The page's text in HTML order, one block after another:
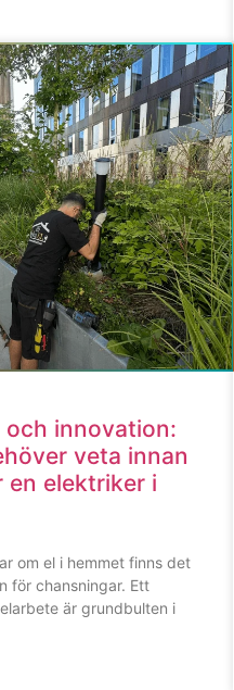
och innovation:
veta innan
en elektriker i
om el i hemmet finns det
för chansningar. Ett
är grundbulten i